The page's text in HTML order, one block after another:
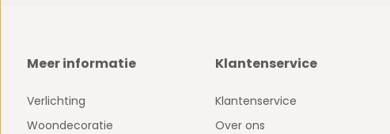
Meer informatie
Verlichting
Woondecoratie
Klantenservice
Klantenservice
Over ons